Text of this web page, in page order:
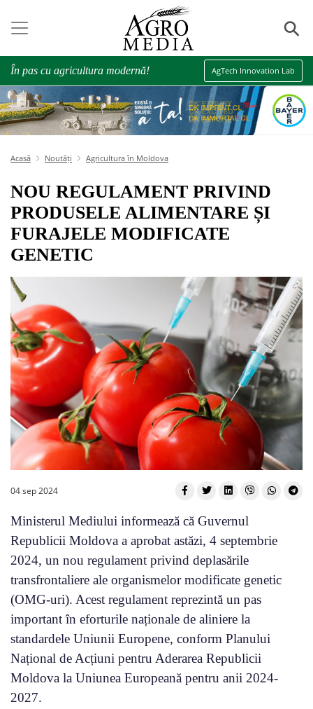
⚲
În pas cu agricultura modernă! AgTech Innovation Lab
Acasă Noutăți Agricultura în Moldova
NOU REGULAMENT PRIVIND
PRODUSELE ALIMENTARE ȘI
FURAJELE MODIFICATE
GENETIC
04 sep 2024
Ministerul Mediului informează că Guvernul
Republicii Moldova a aprobat astăzi, 4 septembrie
2024, un nou regulament privind deplasările
transfrontaliere ale organismelor modificate genetic
(OMG-uri). Acest regulament reprezintă un pas
important în eforturile naționale de aliniere la
standardele Uniunii Europene, conform Planului
Național de Acțiuni pentru Aderarea Republicii
Moldova la Uniunea Europeană pentru anii 2024-
2027.